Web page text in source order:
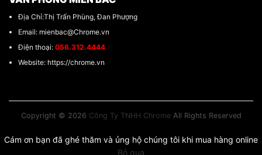
Địa Chỉ:Thị Trấn Phùng, Đan Phượng
Email: mienbac@Chrome.vn
Điện thoại: 056.312.4444
Website: https://chrome.vn
Copyright © 2026 Công Ty TNHH ChromeAll Rights Reserved
Cám ơn bạn đã ghé thăm và ủng hộ chúng tôi khi mua hàng online
Bỏ qua